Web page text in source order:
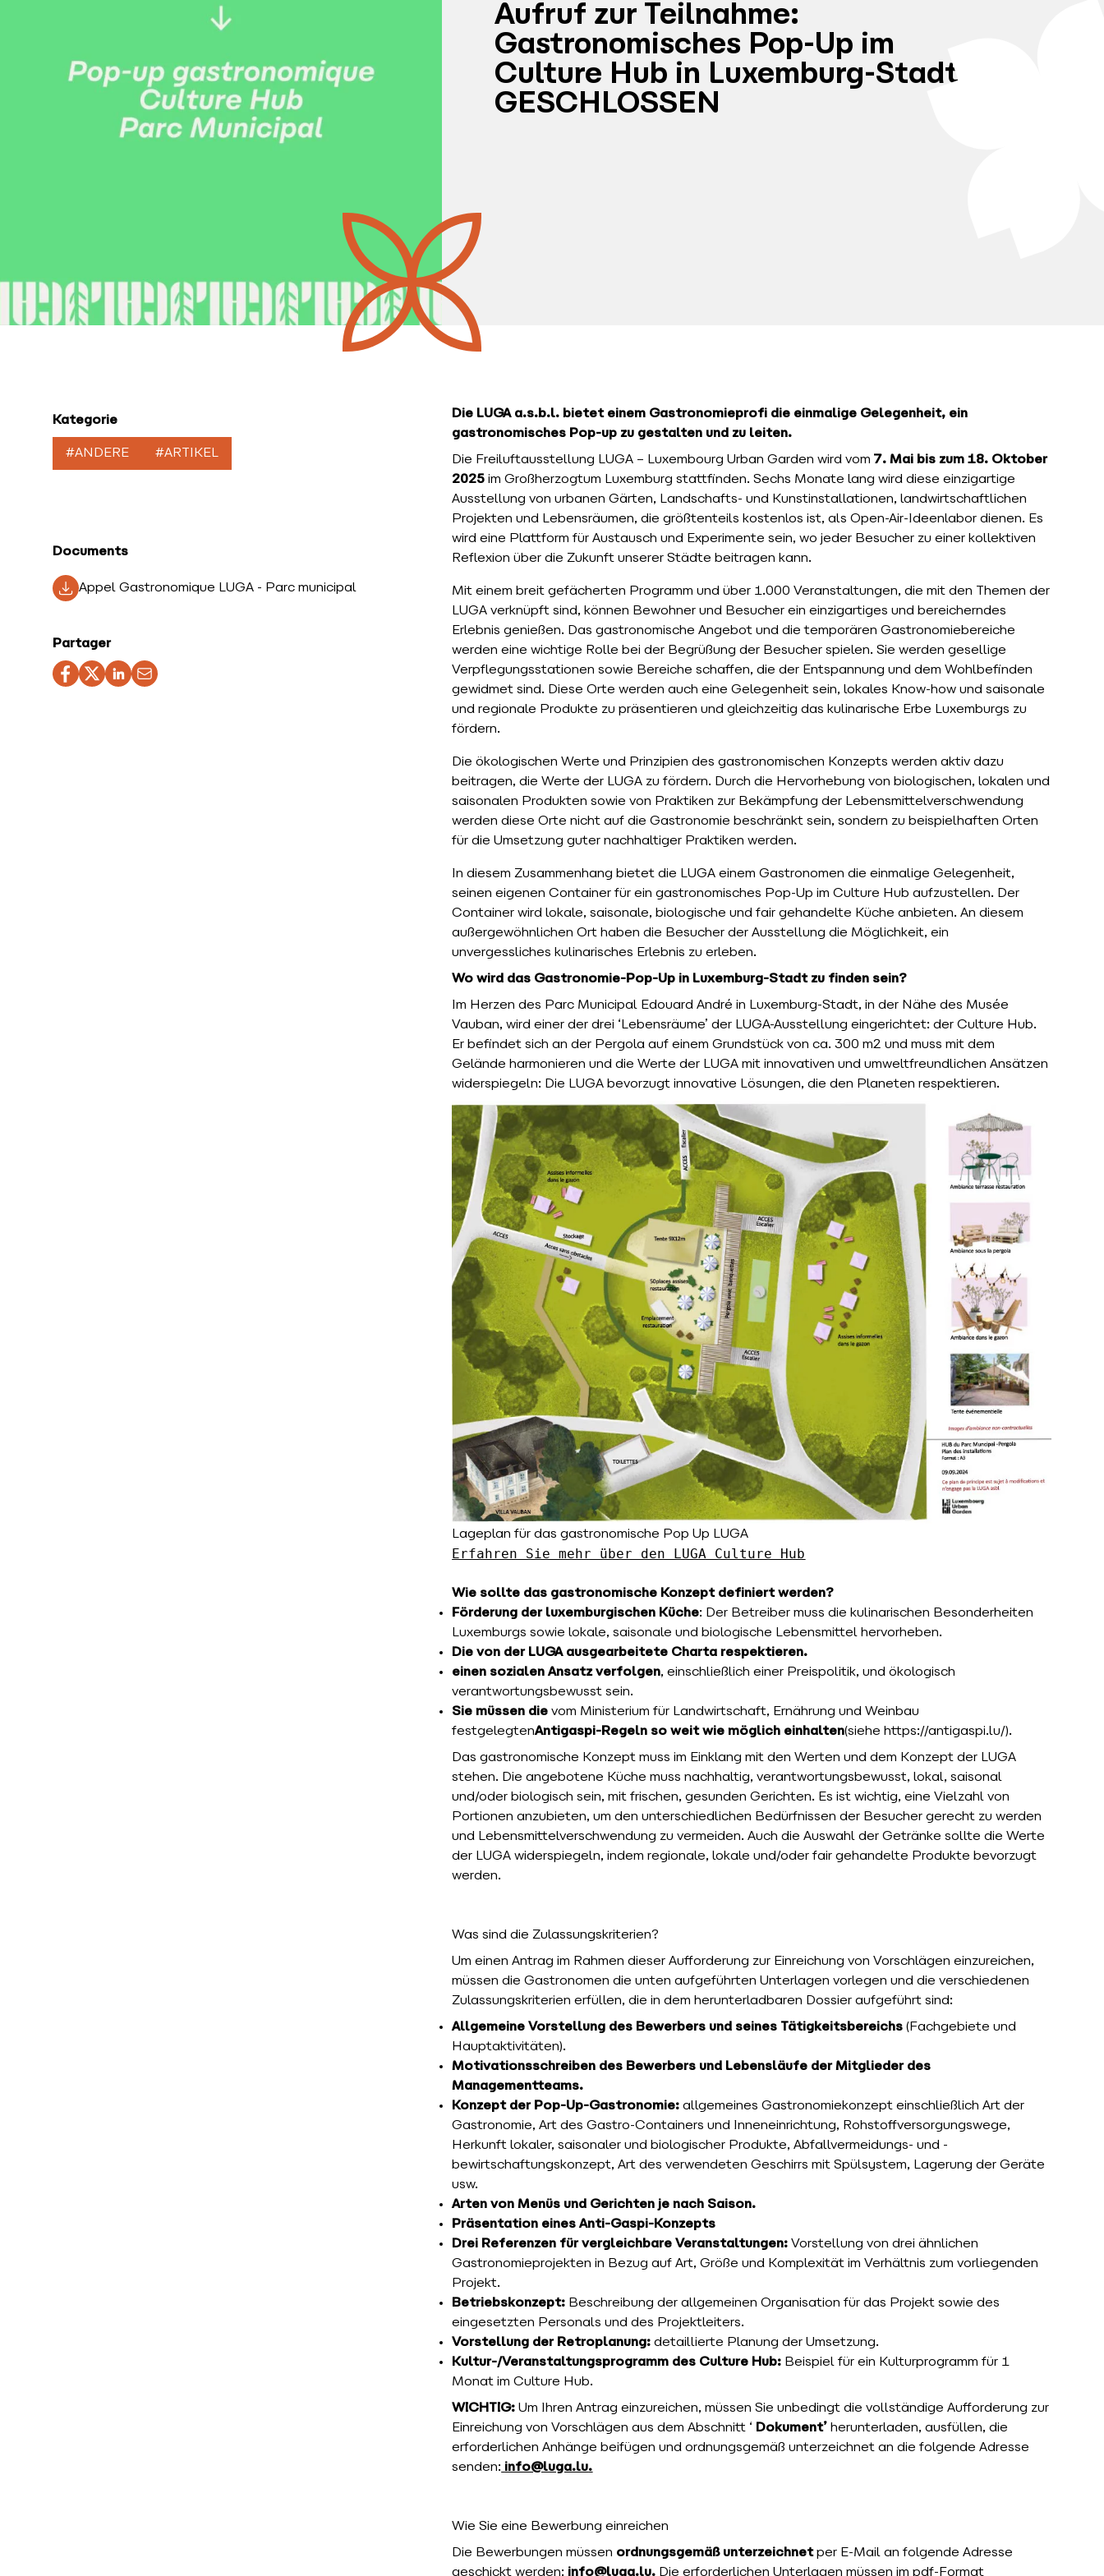
Aufruf zur Teilnahme:
Gastronomisches Pop-Up im
Culture Hub in Luxemburg-Stadt:
GESCHLOSSEN
Kategorie
#ANDERE #ARTIKEL
Documents
Appel Gastronomique LUGA - Parc municipal
Partager
Die LUGA a.s.b.l. bietet einem Gastronomieprofi die einmalige Gelegenheit, ein
gastronomisches Pop-up zu gestalten und zu leiten.
Die Freiluftausstellung LUGA – Luxembourg Urban Garden wird vom 7. Mai bis zum 18. Oktober
2025 im Großherzogtum Luxemburg stattfinden. Sechs Monate lang wird diese einzigartige
Ausstellung von urbanen Gärten, Landschafts- und Kunstinstallationen, landwirtschaftlichen
Projekten und Lebensräumen, die größtenteils kostenlos ist, als Open-Air-Ideenlabor dienen. Es
wird eine Plattform für Austausch und Experimente sein, wo jeder Besucher zu einer kollektiven
Reflexion über die Zukunft unserer Städte beitragen kann.
Mit einem breit gefächerten Programm und über 1.000 Veranstaltungen, die mit den Themen der
LUGA verknüpft sind, können Bewohner und Besucher ein einzigartiges und bereicherndes
Erlebnis genießen. Das gastronomische Angebot und die temporären Gastronomiebereiche
werden eine wichtige Rolle bei der Begrüßung der Besucher spielen. Sie werden gesellige
Verpflegungsstationen sowie Bereiche schaffen, die der Entspannung und dem Wohlbefinden
gewidmet sind. Diese Orte werden auch eine Gelegenheit sein, lokales Know-how und saisonale
und regionale Produkte zu präsentieren und gleichzeitig das kulinarische Erbe Luxemburgs zu
fördern.
Die ökologischen Werte und Prinzipien des gastronomischen Konzepts werden aktiv dazu
beitragen, die Werte der LUGA zu fördern. Durch die Hervorhebung von biologischen, lokalen und
saisonalen Produkten sowie von Praktiken zur Bekämpfung der Lebensmittelverschwendung
werden diese Orte nicht auf die Gastronomie beschränkt sein, sondern zu beispielhaften Orten
für die Umsetzung guter nachhaltiger Praktiken werden.
In diesem Zusammenhang bietet die LUGA einem Gastronomen die einmalige Gelegenheit,
seinen eigenen Container für ein gastronomisches Pop-Up im Culture Hub aufzustellen. Der
Container wird lokale, saisonale, biologische und fair gehandelte Küche anbieten. An diesem
außergewöhnlichen Ort haben die Besucher der Ausstellung die Möglichkeit, ein
unvergessliches kulinarisches Erlebnis zu erleben.
Wo wird das Gastronomie-Pop-Up in Luxemburg-Stadt zu finden sein?
Im Herzen des Parc Municipal Edouard André in Luxemburg-Stadt, in der Nähe des Musée
Vauban, wird einer der drei ‘Lebensräume’ der LUGA-Ausstellung eingerichtet: der Culture Hub.
Er befindet sich an der Pergola auf einem Grundstück von ca. 300 m2 und muss mit dem
Gelände harmonieren und die Werte der LUGA mit innovativen und umweltfreundlichen Ansätzen
widerspiegeln: Die LUGA bevorzugt innovative Lösungen, die den Planeten respektieren.
Lageplan für das gastronomische Pop Up LUGA
Erfahren Sie mehr über den LUGA Culture Hub
Wie sollte das gastronomische Konzept definiert werden?
Förderung der luxemburgischen Küche: Der Betreiber muss die kulinarischen Besonderheiten
Luxemburgs sowie lokale, saisonale und biologische Lebensmittel hervorheben.
Die von der LUGA ausgearbeitete Charta respektieren.
einen sozialen Ansatz verfolgen, einschließlich einer Preispolitik, und ökologisch
verantwortungsbewusst sein.
Sie müssen die vom Ministerium für Landwirtschaft, Ernährung und Weinbau
festgelegtenAntigaspi-Regeln so weit wie möglich einhalten(siehe https://antigaspi.lu/).
Das gastronomische Konzept muss im Einklang mit den Werten und dem Konzept der LUGA
stehen. Die angebotene Küche muss nachhaltig, verantwortungsbewusst, lokal, saisonal
und/oder biologisch sein, mit frischen, gesunden Gerichten. Es ist wichtig, eine Vielzahl von
Portionen anzubieten, um den unterschiedlichen Bedürfnissen der Besucher gerecht zu werden
und Lebensmittelverschwendung zu vermeiden. Auch die Auswahl der Getränke sollte die Werte
der LUGA widerspiegeln, indem regionale, lokale und/oder fair gehandelte Produkte bevorzugt
werden.
Was sind die Zulassungskriterien?
Um einen Antrag im Rahmen dieser Aufforderung zur Einreichung von Vorschlägen einzureichen,
müssen die Gastronomen die unten aufgeführten Unterlagen vorlegen und die verschiedenen
Zulassungskriterien erfüllen, die in dem herunterladbaren Dossier aufgeführt sind:
Allgemeine Vorstellung des Bewerbers und seines Tätigkeitsbereichs (Fachgebiete und
Hauptaktivitäten).
Motivationsschreiben des Bewerbers und Lebensläufe der Mitglieder des
Managementteams.
Konzept der Pop-Up-Gastronomie: allgemeines Gastronomiekonzept einschließlich Art der
Gastronomie, Art des Gastro-Containers und Inneneinrichtung, Rohstoffversorgungswege,
Herkunft lokaler, saisonaler und biologischer Produkte, Abfallvermeidungs- und -
bewirtschaftungskonzept, Art des verwendeten Geschirrs mit Spülsystem, Lagerung der Geräte
usw.
Arten von Menüs und Gerichten je nach Saison.
Präsentation eines Anti-Gaspi-Konzepts
Drei Referenzen für vergleichbare Veranstaltungen: Vorstellung von drei ähnlichen
Gastronomieprojekten in Bezug auf Art, Größe und Komplexität im Verhältnis zum vorliegenden
Projekt.
Betriebskonzept: Beschreibung der allgemeinen Organisation für das Projekt sowie des
eingesetzten Personals und des Projektleiters.
Vorstellung der Retroplanung: detaillierte Planung der Umsetzung.
Kultur-/Veranstaltungsprogramm des Culture Hub: Beispiel für ein Kulturprogramm für 1
Monat im Culture Hub.
WICHTIG: Um Ihren Antrag einzureichen, müssen Sie unbedingt die vollständige Aufforderung zur
Einreichung von Vorschlägen aus dem Abschnitt ‘ Dokument’ herunterladen, ausfüllen, die
erforderlichen Anhänge beifügen und ordnungsgemäß unterzeichnet an die folgende Adresse
senden: info@luga.lu.
Wie Sie eine Bewerbung einreichen
Die Bewerbungen müssen ordnungsgemäß unterzeichnetper E-Mail an folgende Adresse
geschickt werden: info@luga.lu. Die erforderlichen Unterlagen müssen im pdf-Format